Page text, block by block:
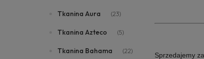
Tkanina Aura (23)
Tkanina Azteco (5)
Tkanina Bahama (22)
Sprzedajemy